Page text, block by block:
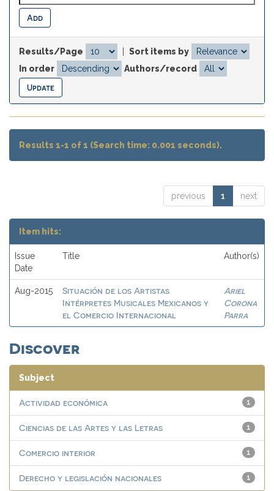
Results/Page
Sort items by
In order
Authors/record
Results 1-1 of 1 (Search time: 0.001 seconds).
previous 1 next
Item hits:
Issue
Date
Title Author(s)
Aug-2015
Situación de los Artistas
Intérpretes Musicales Mexicanos y
el Comercio Internacional
Ariel
Corona
Parra
Discover
Subject
1
Actividad económica
1
Ciencias de las Artes y las Letras
1
Comercio interior
1
Derecho y legislación nacionales